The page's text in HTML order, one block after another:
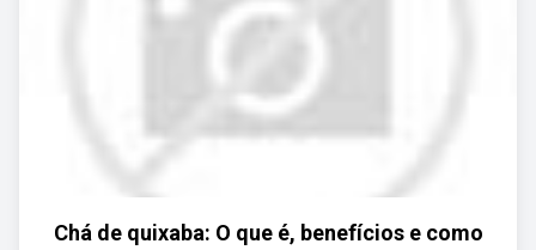
Chá de quixaba: O que é, benefícios e como